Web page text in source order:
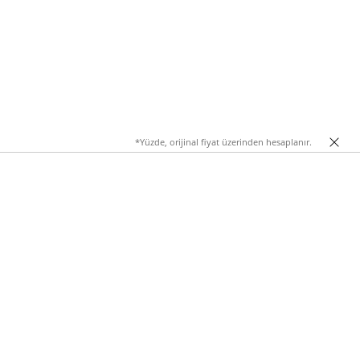
*Yüzde, orijinal fiyat üzerinden hesaplanır.